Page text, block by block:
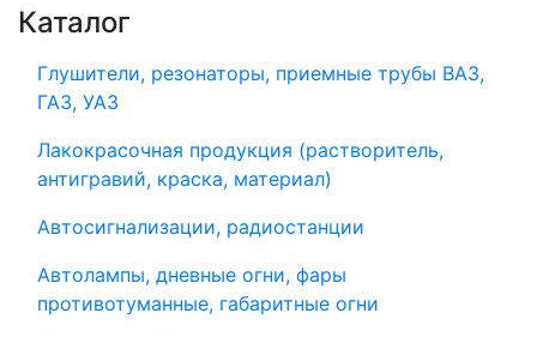
Каталог
Глушители, резонаторы, приемные трубы ВАЗ,
ГАЗ, УАЗ
Лакокрасочная продукция (растворитель,
антигравий, краска, материал)
Автосигнализации, радиостанции
Автолампы, дневные огни, фары
противотуманные, габаритные огни